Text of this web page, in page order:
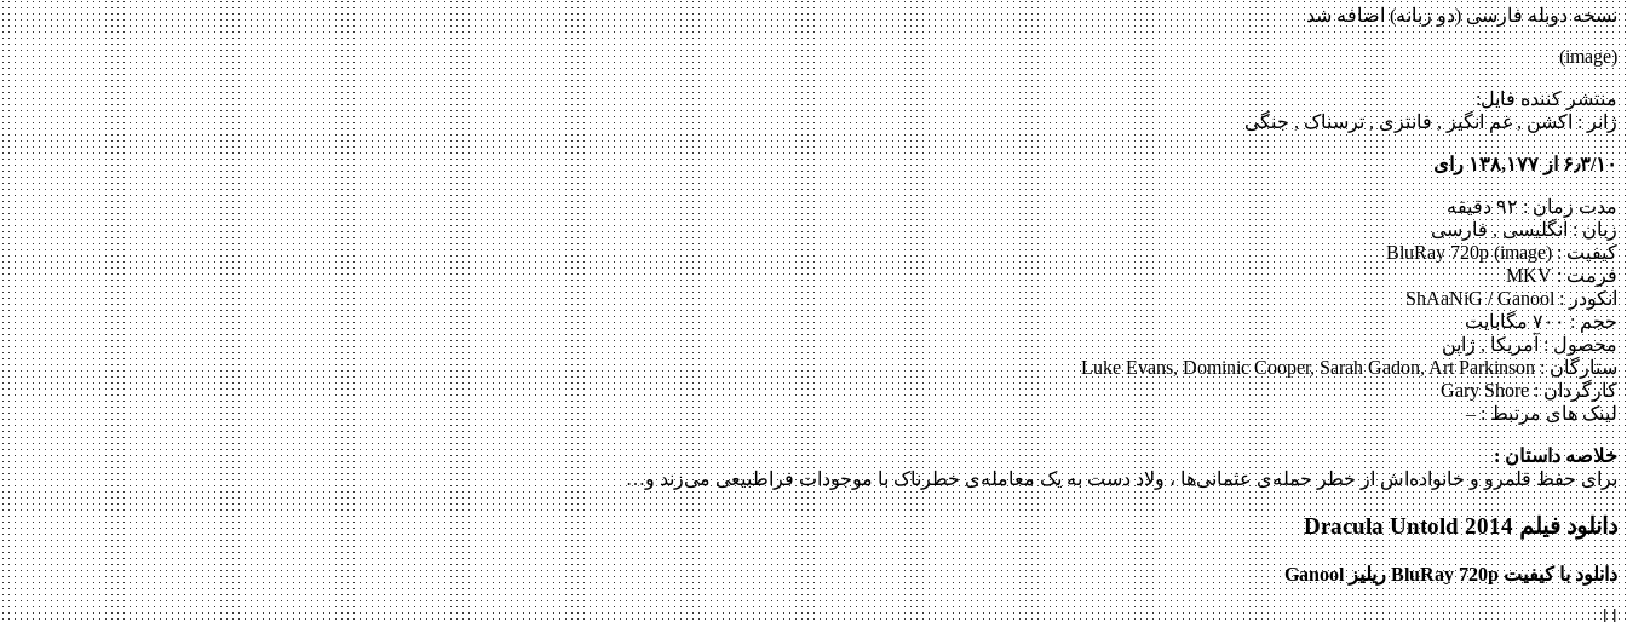
نسخه دوبله فارسی (دو زبانه) اضافه شد
(image)
منتشر کننده فایل:
ژانر : اکشن , غم انگیز , فانتزی , ترسناک , جنگی
۶٫۳/۱۰ از ۱۳۸,۱۷۷ رای
مدت زمان : ۹۲ دقیقه
زبان : انگلیسی , فارسی
کیفیت : BluRay 720p (image)
فرمت : MKV
انکودر : ShAaNiG / Ganool
حجم : ۷۰۰ مگابایت
محصول : آمریکا , ژاپن
ستارگان : Luke Evans, Dominic Cooper, Sarah Gadon, Art Parkinson
کارگردان : Gary Shore
لینک های مرتبط :–
خلاصه داستان :
برای حفظ قلمرو و خانواده‌اش از خطر حمله‌ی عثمانی‌ها ، ولاد دست به یک معامله‌ی خطرناک با موجودات فراطبیعی می‌زند و…
دانلود فیلم Dracula Untold 2014
دانلود با کیفیت BluRay 720p ریلیز Ganool
|
|